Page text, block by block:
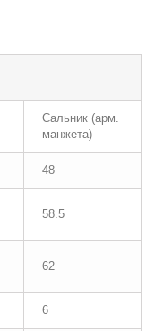
Сальник (арм.
манжета)
48
58.5
62
6